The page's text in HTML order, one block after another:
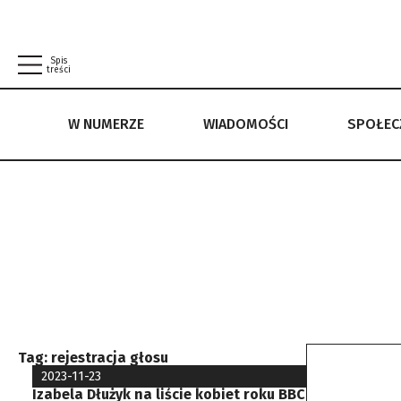
Spis
treści
W NUMERZE WIADOMOŚCI
W NUMERZE WIADOMOŚCI SPOŁECZEŃSTWO
Tag: rejestracja głosu
2023-11-23
Izabela Dłużyk na liście kobiet roku BBC. Rejestruje